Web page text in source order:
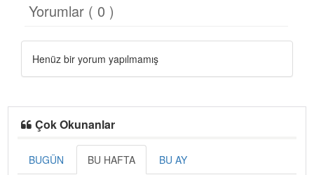
Yorumlar ( 0 )
Henüz bir yorum yapılmamış
Çok Okunanlar
BUGÜN BU HAFTA BU AY